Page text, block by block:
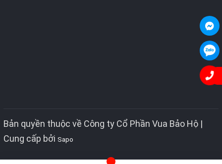
Bản quyền thuộc về Công ty Cổ Phần Vua Bảo Hộ |
Cung cấp bởi Sapo